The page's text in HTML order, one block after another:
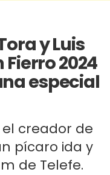
y Luis
2024
especial
creador de
pícaro ida y
de Telefe.